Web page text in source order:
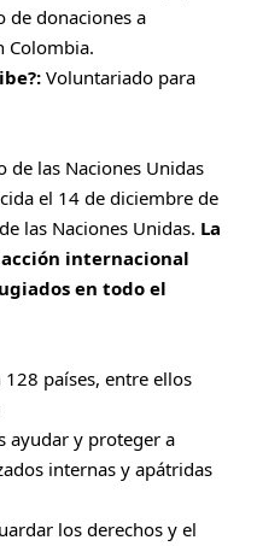
de donaciones a
Colombia.
Voluntariado para
de las Naciones Unidas
el 14 de diciembre de
las Naciones Unidas. La
internacional
en todo el
países, entre ellos
ayudar y proteger a
internas y apátridas
los derechos y el